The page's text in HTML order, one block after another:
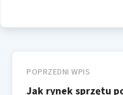
wpisu
POPRZEDNI WPIS
Jak rynek sprzętu